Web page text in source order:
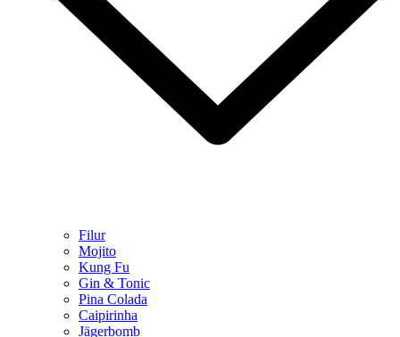
Filur
Mojito
Kung Fu
Gin & Tonic
Pina Colada
Caipirinha
Jägerbomb